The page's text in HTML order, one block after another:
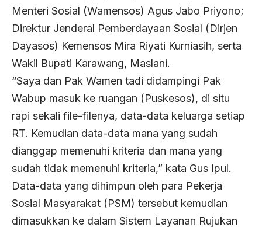
Menteri Sosial (Wamensos) Agus Jabo Priyono;
Direktur Jenderal Pemberdayaan Sosial (Dirjen
Dayasos) Kemensos Mira Riyati Kurniasih, serta
Wakil Bupati Karawang, Maslani.
“Saya dan Pak Wamen tadi didampingi Pak
Wabup masuk ke ruangan (Puskesos), di situ
rapi sekali file-filenya, data-data keluarga setiap
RT. Kemudian data-data mana yang sudah
dianggap memenuhi kriteria dan mana yang
sudah tidak memenuhi kriteria,” kata Gus Ipul.
Data-data yang dihimpun oleh para Pekerja
Sosial Masyarakat (PSM) tersebut kemudian
dimasukkan ke dalam Sistem Layanan Rujukan